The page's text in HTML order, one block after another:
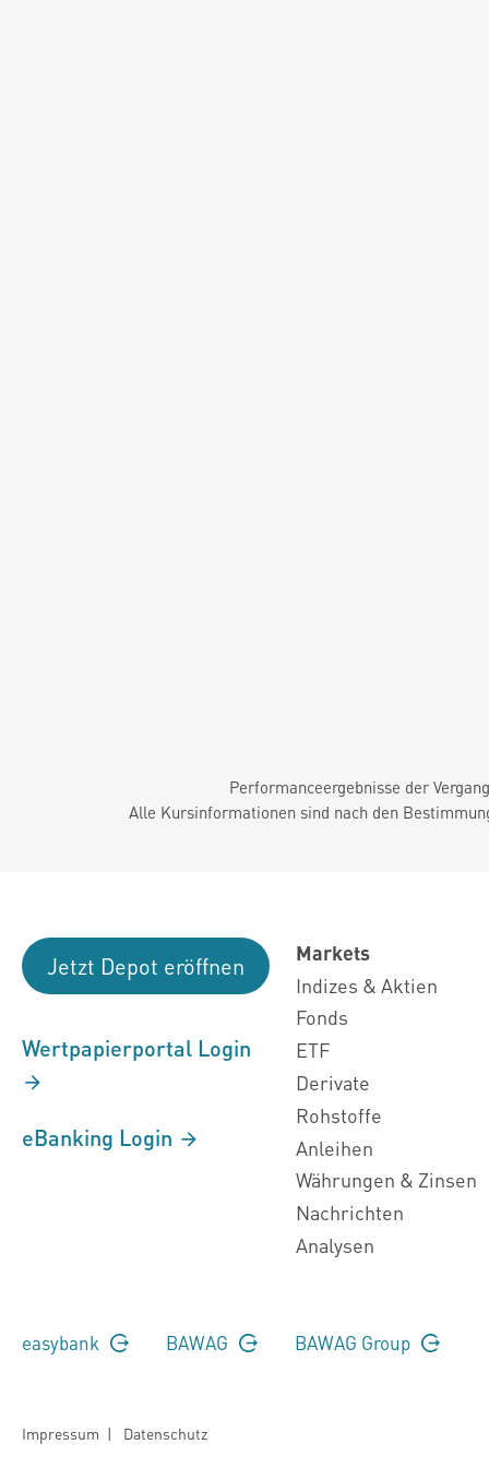
Performanceergebnisse der
Alle Kursinformationen sind nach den
Jetzt Depot eröffnen
Wertpapierportal Login
eBanking Login
Markets
Indizes & Aktien
Fonds
ETF
Derivate
Rohstoffe
Anleihen
Währungen & Zinsen
Nachrichten
Analysen
easybank BAWAG BAWAG Group
Impressum | Datenschutz